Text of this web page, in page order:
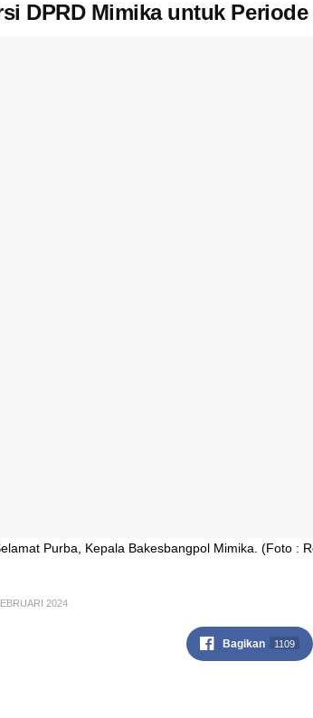
DPRD Mimika untuk Periode
Purba, Kepala Bakesbangpol Mimika. (Foto :
2024
Bagikan 1109